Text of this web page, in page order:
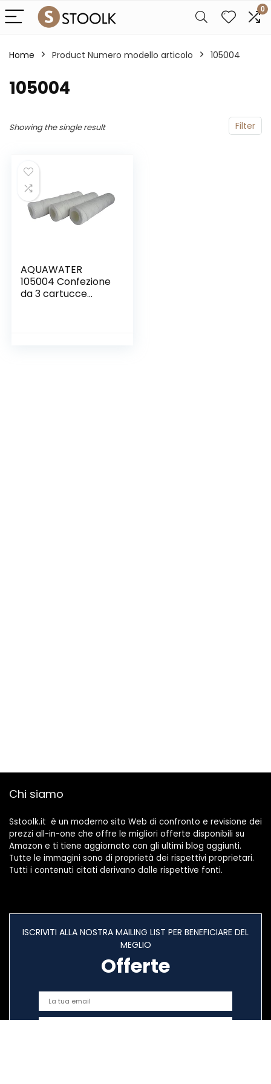
0
Home Product Numero modello articolo ‎105004
‎105004
Filter
Showing the single result
AQUAWATER
105004 Confezione
da 3 cartucce
Chi siamo
Sstoolk.it è un moderno sito Web di confronto e revisione dei
prezzi all-in-one che offre le migliori offerte disponibili su
Amazon e ti tiene aggiornato con gli ultimi blog aggiunti.
Tutte le immagini sono di proprietà dei rispettivi proprietari.
Tutti i contenuti citati derivano dalle rispettive fonti.
ISCRIVITI ALLA NOSTRA MAILING LIST PER BENEFICIARE DEL
MEGLIO
Offerte